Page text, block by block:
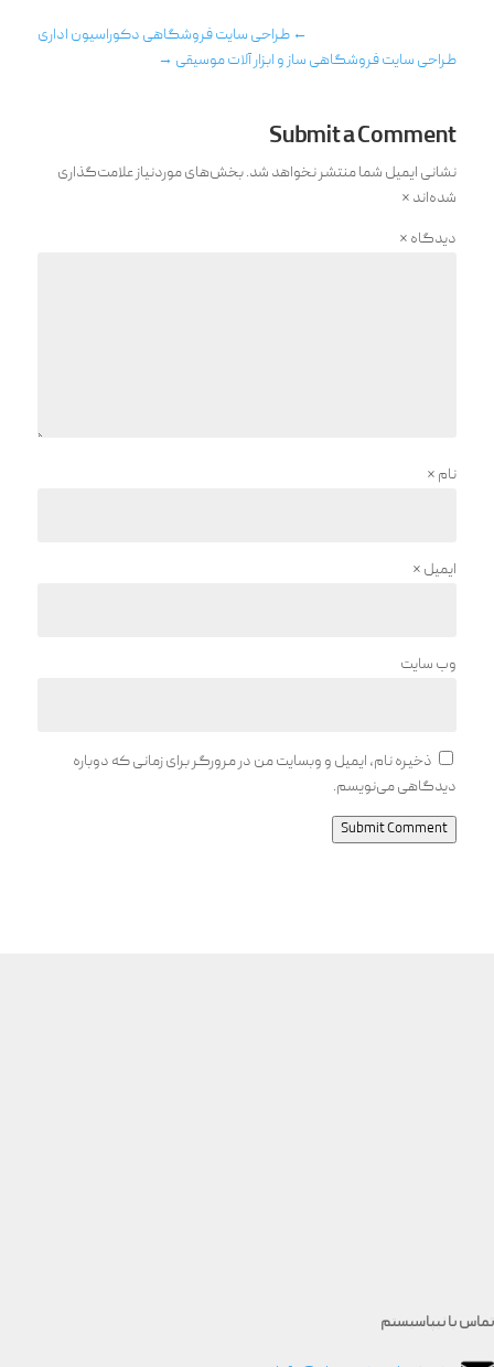
←طراحی سایت فروشگاهی دکوراسیون اداری
طراحی سایت فروشگاهی ساز و ابزار آلات موسیقی →
Submit a Comment
نشانی ایمیل شما منتشر نخواهد شد.بخش‌های موردنیاز علامت‌گذاری
شده‌اند *
دیدگاه *
نام *
ایمیل *
وب‌ سایت
ذخیره نام، ایمیل و وبسایت من در مرورگر برای زمانی که دوباره
دیدگاهی می‌نویسم.
Submit Comment
تماس با نیپاسیستم